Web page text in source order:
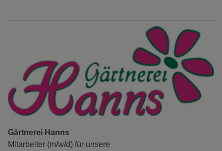
Gärtnerei Hanns
Mitarbeiter (m/w/d) für unsere